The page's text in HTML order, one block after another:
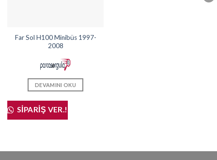
Far Sol H100 Minibüs 1997-
2008
DEVAMINI OKU
SIPARIŞ VER.!